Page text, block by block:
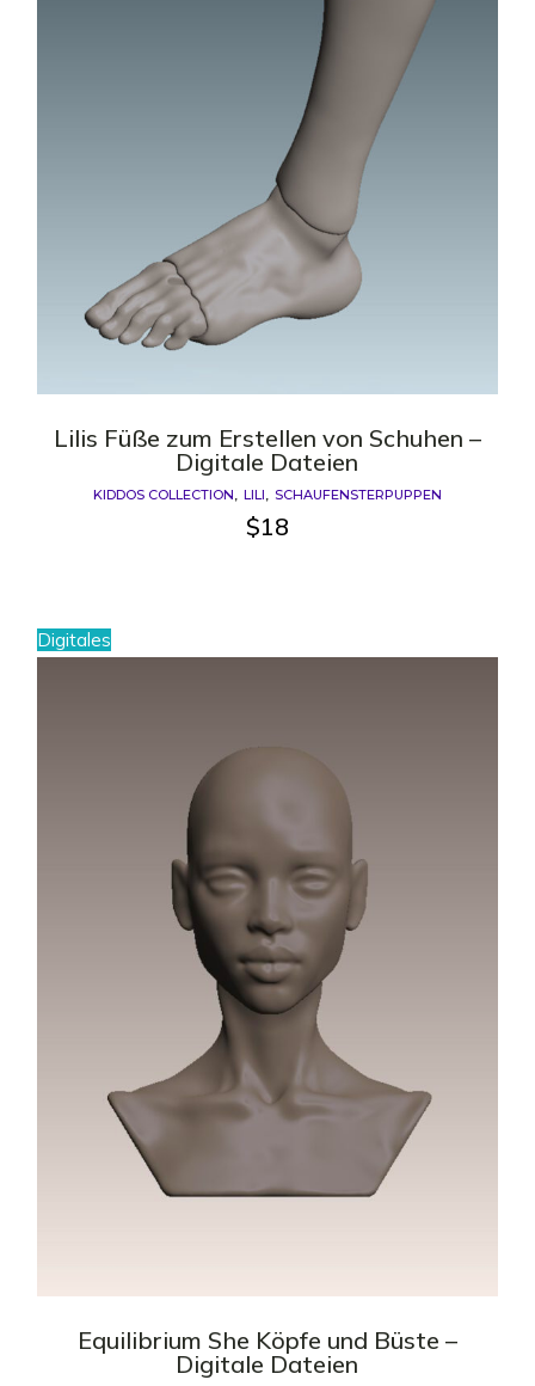
Lilis Füße zum Erstellen von Schuhen –
Digitale Dateien
KIDDOS COLLECTION LILI SCHAUFENSTERPUPPEN
$18
Digitales
Equilibrium She Köpfe und Büste –
Digitale Dateien